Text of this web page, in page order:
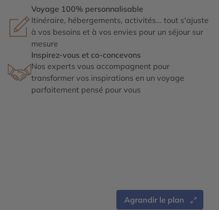
Voyage 100% personnalisable
Itinéraire, hébergements, activités... tout s'ajuste
à vos besoins et à vos envies pour un séjour sur
mesure
Inspirez-vous et co-concevons
Nos experts vous accompagnent pour
transformer vos inspirations en un voyage
parfaitement pensé pour vous
Agrandir le plan